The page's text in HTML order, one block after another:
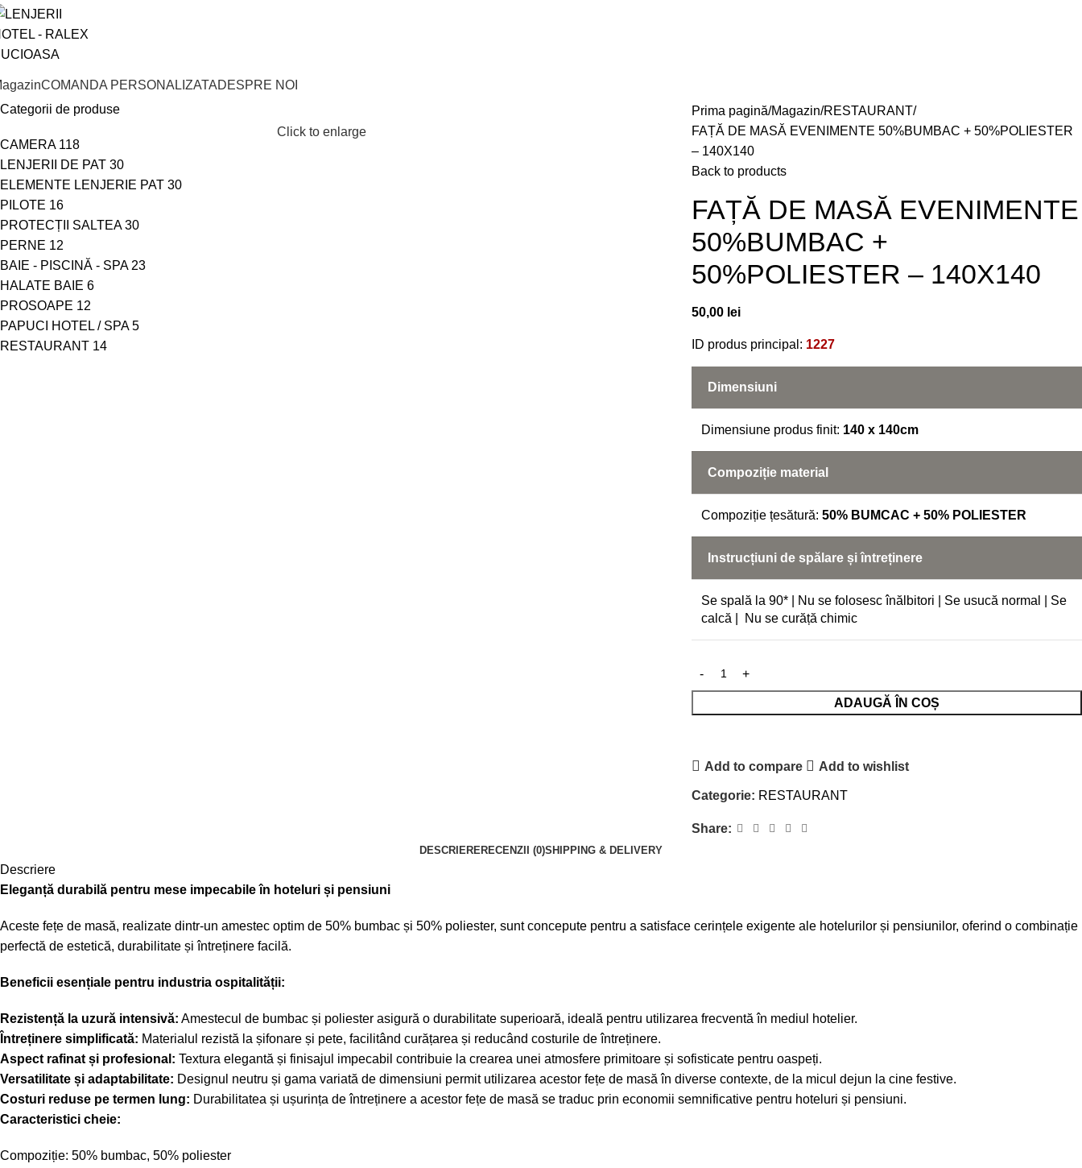
COMANDA PERSONALIZATADESPRE NOI
Categorii de produse
CAMERA 118
LENJERII DE PAT 30
ELEMENTE LENJERIE PAT 30
PILOTE 16
PROTECȚII SALTEA 30
PERNE 12
BAIE - PISCINĂ - SPA 23
HALATE BAIE 6
PROSOAPE 12
PAPUCI HOTEL / SPA 5
RESTAURANT 14
Click to enlarge
Prima pagină Magazin RESTAURANT
FAȚĂ DE MASĂ EVENIMENTE 50%BUMBAC + 50%POLIESTER
– 140X140
Back to products
FAȚĂ DE MASĂ EVENIMENTE
50%BUMBAC +
50%POLIESTER – 140X140
50,00 lei
ID produs principal: 1227
Dimensiuni
Dimensiune produs finit: 140 x 140cm
Compoziție material
Compoziție țesătură: 50% BUMCAC + 50% POLIESTER
Instrucțiuni de spălare și întreținere
Se spală la 90* | Nu se folosesc înălbitori | Se usucă normal | Se
calcă | Nu se curăță chimic
ADAUGĂ ÎN COȘ
Add to compare Add to wishlist
Categorie: RESTAURANT
Share:
DESCRIERERECENZII (0)SHIPPING & DELIVERY
Descriere
Eleganță durabilă pentru mese impecabile în hoteluri și pensiuni
Aceste fețe de masă, realizate dintr-un amestec optim de 50% bumbac și 50% poliester, sunt concepute pentru a satisface cerințele exigente ale hotelurilor și pensiunilor, oferind o combinație
perfectă de estetică, durabilitate și întreținere facilă.
Beneficii esențiale pentru industria ospitalității:
Rezistență la uzură intensivă: Amestecul de bumbac și poliester asigură o durabilitate superioară, ideală pentru utilizarea frecventă în mediul hotelier.
Întreținere simplificată: Materialul rezistă la șifonare și pete, facilitând curățarea și reducând costurile de întreținere.
Aspect rafinat și profesional: Textura elegantă și finisajul impecabil contribuie la crearea unei atmosfere primitoare și sofisticate pentru oaspeți.
Versatilitate și adaptabilitate: Designul neutru și gama variată de dimensiuni permit utilizarea acestor fețe de masă în diverse contexte, de la micul dejun la cine festive.
Costuri reduse pe termen lung: Durabilitatea și ușurința de întreținere a acestor fețe de masă se traduc prin economii semnificative pentru hoteluri și pensiuni.
Caracteristici cheie:
Compoziție: 50% bumbac, 50% poliester